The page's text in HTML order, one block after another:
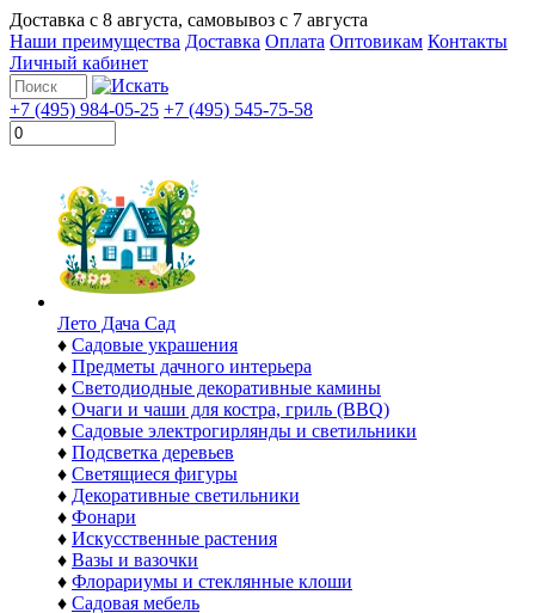
Доставка с 8 августа, самовывоз с 7 августа
Наши преимущества Доставка Оплата Оптовикам Контакты
Личный кабинет
+7 (495) 984-05-25 +7 (495) 545-75-58
Лето Дача Сад
♦ Садовые украшения
♦ Предметы дачного интерьера
♦ Светодиодные декоративные камины
♦ Очаги и чаши для костра, гриль (BBQ)
♦ Садовые электрогирлянды и светильники
♦ Подсветка деревьев
♦ Светящиеся фигуры
♦ Декоративные светильники
♦ Фонари
♦ Искусственные растения
♦ Вазы и вазочки
♦ Флорариумы и стеклянные клоши
♦ Садовая мебель